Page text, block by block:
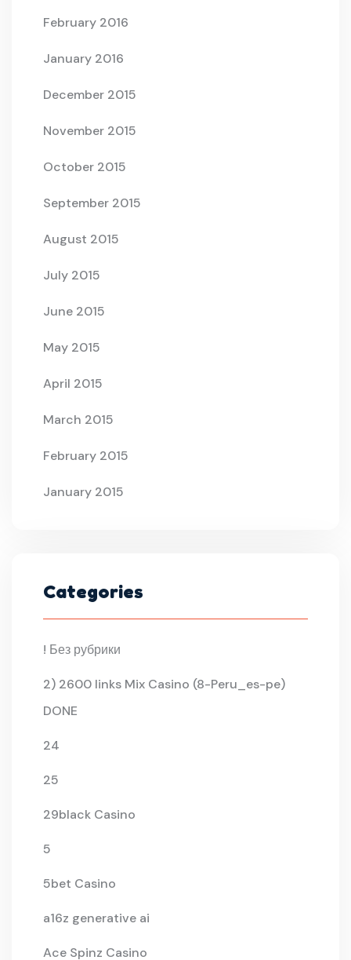
February 2016
January 2016
December 2015
November 2015
October 2015
September 2015
August 2015
July 2015
June 2015
May 2015
April 2015
March 2015
February 2015
January 2015
Categories
! Без рубрики
2) 2600 links Mix Casino (8-Peru_es-pe)
DONE
24
25
29black Casino
5
5bet Casino
a16z generative ai
Ace Spinz Casino